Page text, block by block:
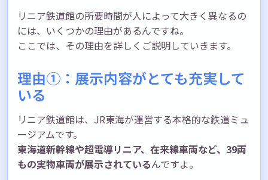
リニア鉄道館の所要時間が人によって大きく異なるの
には、いくつかの理由があるんですね。
ここでは、その理由を詳しくご説明していきます。
理由①：展示内容がとても充実して
いる
リニア鉄道館は、JR東海が運営する本格的な鉄道ミュ
ージアムです。
東海道新幹線や超電導リニア、在来線車両など、39両
もの実物車両が展示されているんですよ。